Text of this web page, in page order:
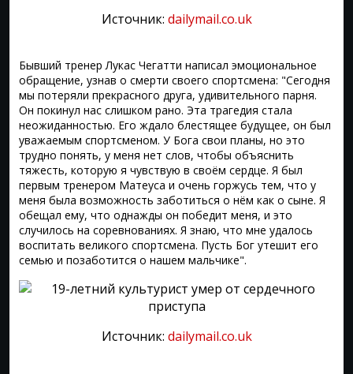
Источник: dailymail.co.uk
Бывший тренер Лукас Чегатти написал эмоциональное
обращение, узнав о смерти своего спортсмена: "Сегодня
мы потеряли прекрасного друга, удивительного парня.
Он покинул нас слишком рано. Эта трагедия стала
неожиданностью. Его ждало блестящее будущее, он был
уважаемым спортсменом. У Бога свои планы, но это
трудно понять, у меня нет слов, чтобы объяснить
тяжесть, которую я чувствую в своём сердце. Я был
первым тренером Матеуса и очень горжусь тем, что у
меня была возможность заботиться о нём как о сыне. Я
обещал ему, что однажды он победит меня, и это
случилось на соревнованиях. Я знаю, что мне удалось
воспитать великого спортсмена. Пусть Бог утешит его
семью и позаботится о нашем мальчике".
Источник: dailymail.co.uk